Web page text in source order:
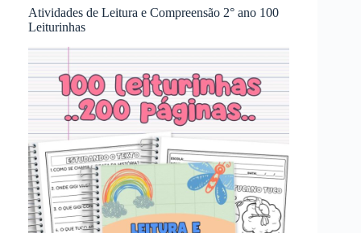
Atividades de Leitura e Compreensão 2° ano 100
Leiturinhas